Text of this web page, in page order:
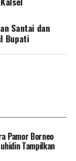
Santai dan
Bupati
Pamor Borneo
Tampilkan